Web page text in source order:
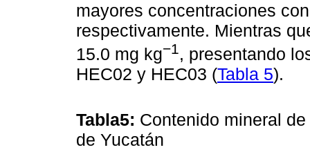
mayores concentraciones
respectivamente. Mientras
15.0 mg kg−1, presentando
HEC02 y HEC03 (Tabla 5).
Tabla5: Contenido mineral
de Yucatán